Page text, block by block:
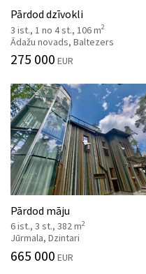
Pārdod dzīvokli
3 ist., 1 no 4 st., 106 m2
Ādažu novads, Baltezers
275 000 EUR
Pārdod māju
6 ist., 3 st., 382 m2
Jūrmala, Dzintari
665 000 EUR